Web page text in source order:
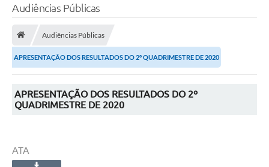
Portal da Transparência
Secretarias
Audiências Públicas
Audiências Públicas
APRESENTAÇÃO DOS RESULTADOS DO 2º QUADRIMESTRE DE 2020
APRESENTAÇÃO DOS RESULTADOS DO 2º
QUADRIMESTRE DE 2020
ATA